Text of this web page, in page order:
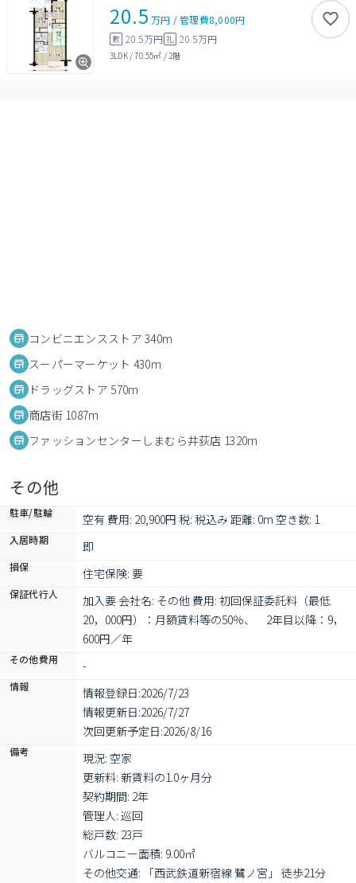
20.5 万円 /管理費8,000円
敷 20.5万円 礼 20.5万円
3LDK/70.55㎡ / 2階
コンビニエンスストア 340m
スーパーマーケット 430m
ドラッグストア 570m
商店街 1087m
ファッションセンターしまむら井荻店 1320m
その他
駐車/駐輪 空有 費用: 20,900円 税: 税込み 距離: 0m 空き数: 1
入居時期 即
損保 住宅保険: 要
保証代行人
加入要 会社名: その他 費用: 初回保証委託料（最低
20，000円）：月額賃料等の50％、　2年目以降：9，
600円／年
その他費用 -
情報 情報登録日:2026/7/23
情報更新日:2026/7/27
次回更新予定日:2026/8/16
備考
現況: 空家
更新料: 新賃料の1.0ヶ月分
契約期間: 2年
管理人: 巡回
総戸数: 23戸
バルコニー面積: 9.00㎡
その他交通: 「西武鉄道新宿線 鷺ノ宮」 徒歩21分